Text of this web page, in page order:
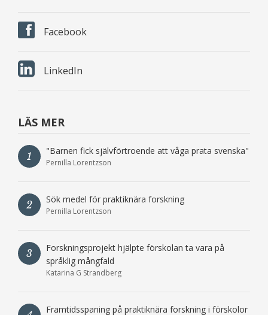
Facebook
LinkedIn
LÄS MER
1 "Barnen fick självförtroende att våga prata svenska"
Pernilla Lorentzson
2 Sök medel för praktiknära forskning
Pernilla Lorentzson
3
Forskningsprojekt hjälpte förskolan ta vara på
språklig mångfald
Katarina G Strandberg
Framtidsspaning på praktiknära forskning i förskolor